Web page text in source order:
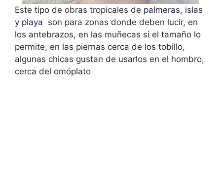
Este tipo de obras tropicales de palmeras, islas
y playa son para zonas donde deben lucir, en
los antebrazos, en las muñecas si el tamaño lo
permite, en las piernas cerca de los tobillo,
algunas chicas gustan de usarlos en el hombro,
cerca del omóplato